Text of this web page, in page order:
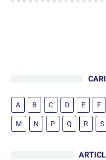
A B C D E F
M N P Q R S